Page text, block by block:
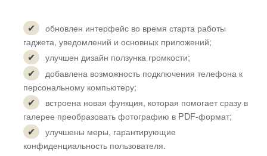
обновлен интерфейс во время старта работы
гаджета, уведомлений и основных приложений;
улучшен дизайн ползунка громкости;
добавлена возможность подключения телефона к
персональному компьютеру;
встроена новая функция, которая помогает сразу в
галерее преобразовать фотографию в PDF-формат;
улучшены меры, гарантирующие
конфиденциальность пользователя.